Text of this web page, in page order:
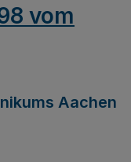
vom
Aachen